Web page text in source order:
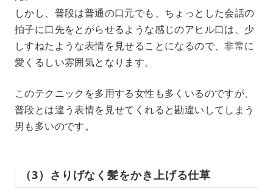
しかし、普段は普通の口元でも、ちょっとした会話の
拍子に口先をとがらせるような感じのアヒル口は、少
しすねたような表情を見せることになるので、非常に
愛くるしい雰囲気となります。
このテクニックを多用する女性も多くいるのですが、
普段とは違う表情を見せてくれると勘違いしてしまう
男も多いのです。
（3）さりげなく髪をかき上げる仕草